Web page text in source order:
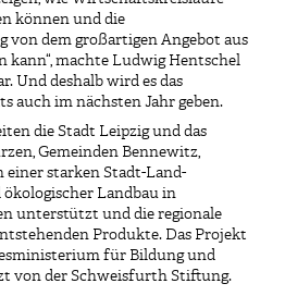
können und die
von dem großartigen Angebot aus
machte Ludwig Hentschel
Und deshalb wird es das
auch im nächsten Jahr geben.
die Stadt Leipzig und das
Gemeinden Bennewitz,
einer starken Stadt-Land-
Landbau in
unterstützt und die regionale
Produkte. Das Projekt
für Bildung und
von der Schweisfurth Stiftung.